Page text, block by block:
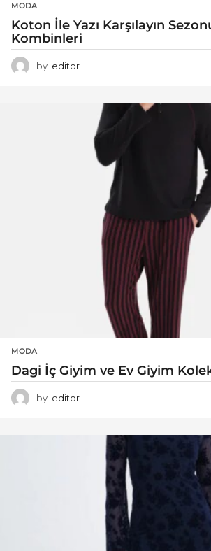
MODA
Koton İle Yazı Karşılayın
Kombinleri
by editor
MODA
Dagi İç Giyim ve Ev Giyim
by editor